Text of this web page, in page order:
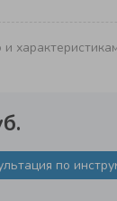
по